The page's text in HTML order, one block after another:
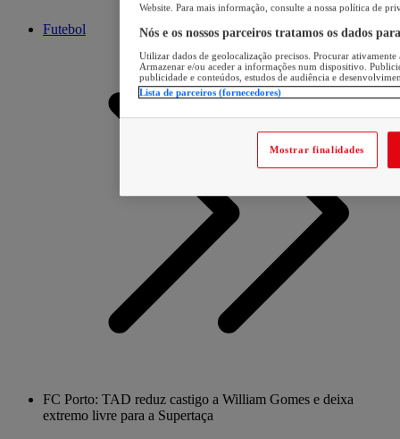
Futebol
FC Porto: TAD reduz castigo a William Gomes e deixa
extremo livre para a Supertaça
Website. Para mais informação, consulte a nossa política de
Nós e os nossos parceiros tratamos os dados
Utilizar dados de geolocalização precisos. Procurar
Armazenar e/ou aceder a informações num dispositivo.
publicidade e conteúdos, estudos de audiência e
Lista de parceiros (fornecedores)
Mostrar finalidades